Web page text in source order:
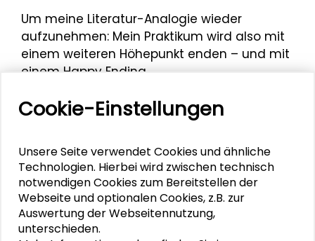
Um meine Literatur-Analogie wieder
aufzunehmen: Mein Praktikum wird also mit
einem weiteren Höhepunkt enden – und mit
einem Happy Ending.
Finnian Lyons
Mehr zum Thema
Vielfältige Themenbereiche
"Ein Ort an dem man echt sein darf"
Cookie-Einstellungen
Unsere Seite verwendet Cookies und ähnliche
Technologien. Hierbei wird zwischen technisch
notwendigen Cookies zum Bereitstellen der
Webseite und optionalen Cookies, z.B. zur
Auswertung der Webseitennutzung,
unterschieden.